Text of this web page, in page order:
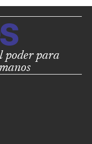
poder para